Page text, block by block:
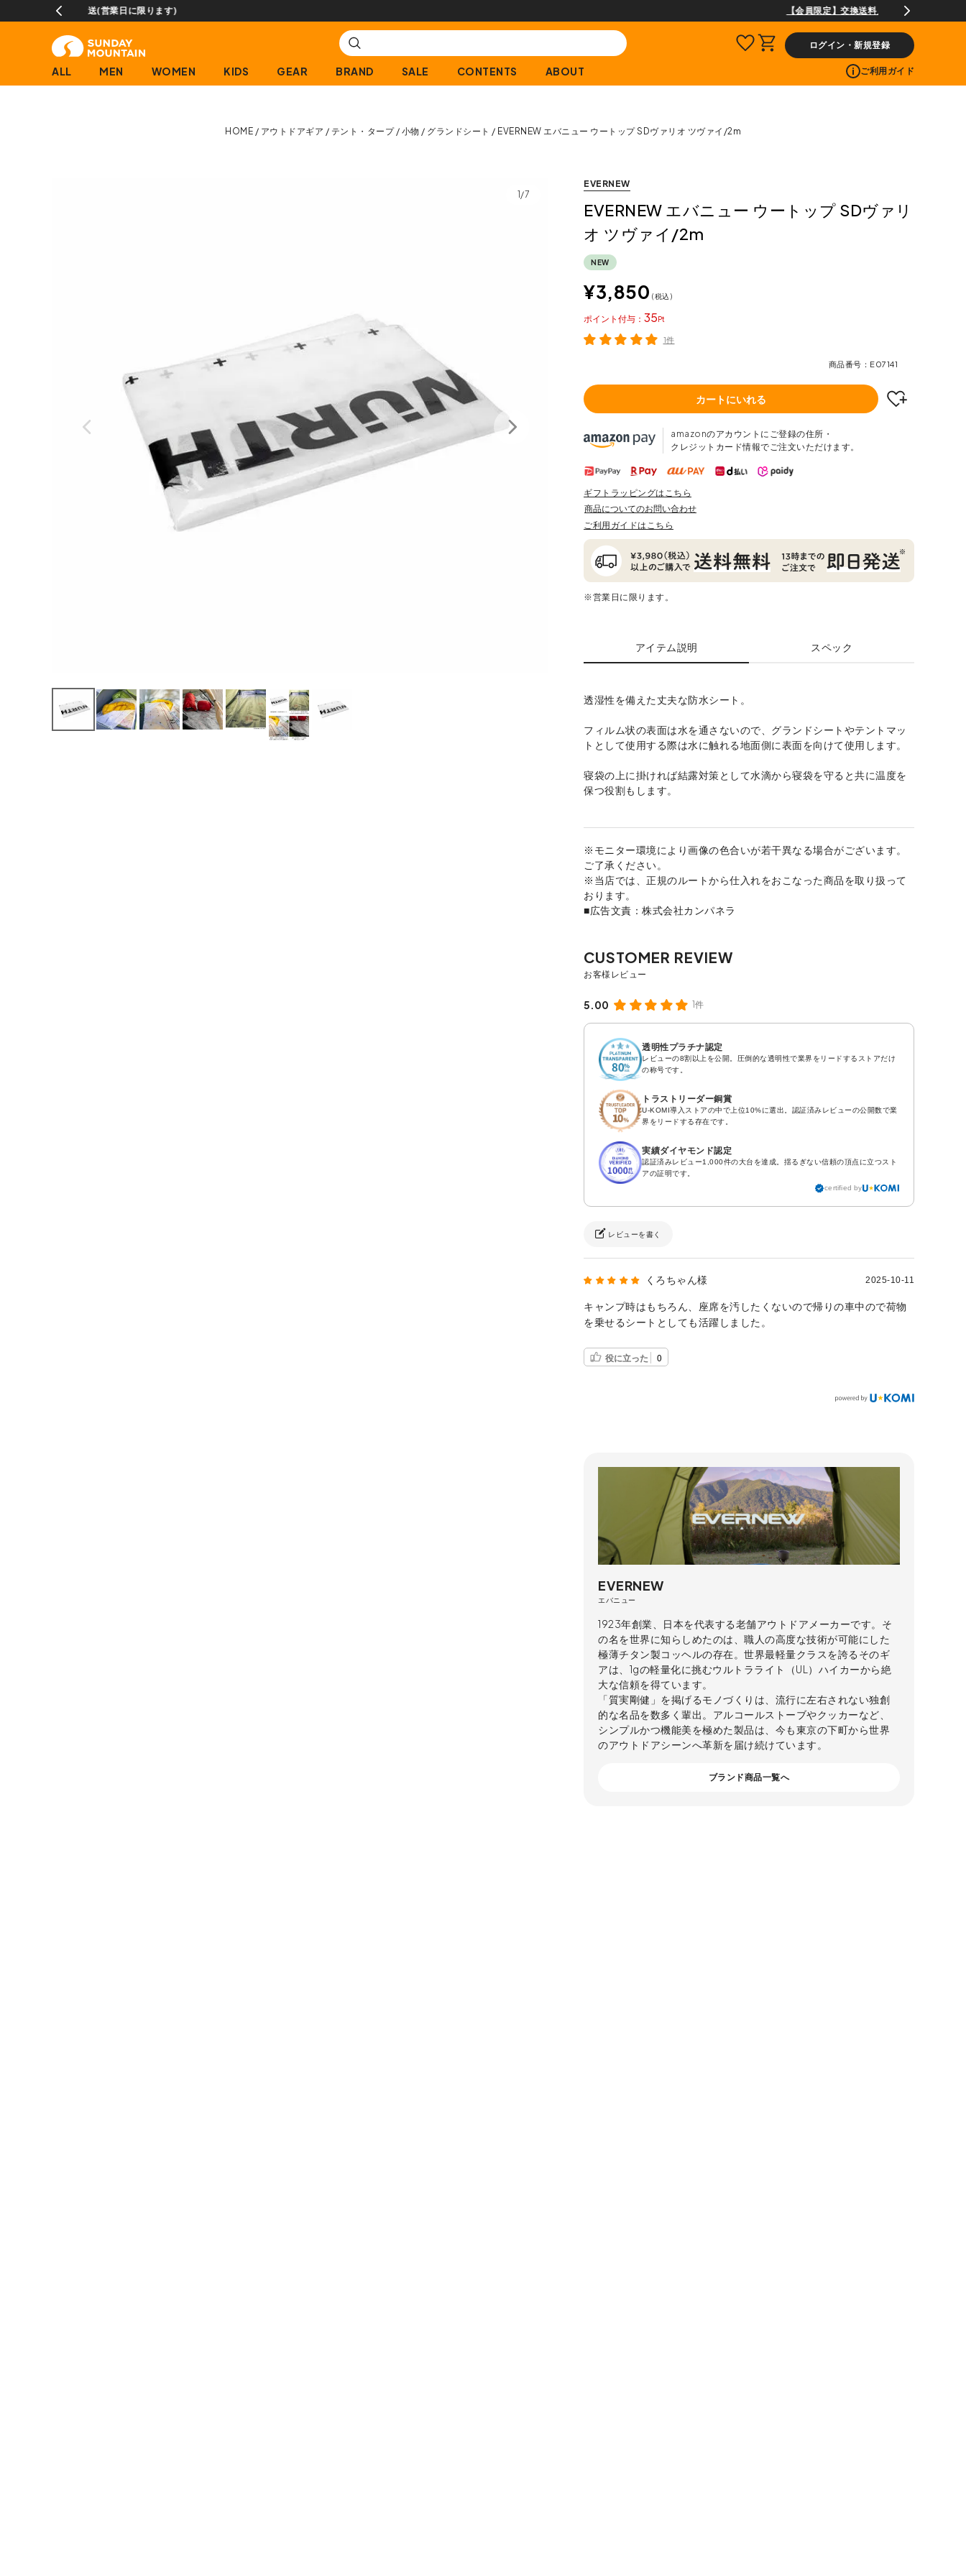
ログイン・新規登録
ALL MEN WOMEN KIDS GEAR BRAND SALE CONTENTS ABOUT ご利用ガイド
HOME アウトドアギア テント・タープ 小物 グランドシート EVERNEW エバニュー ウートップ SDヴァリオ ツヴァイ/2m
1/7
EVERNEW
EVERNEW エバニュー ウートップ SDヴァリ
オ ツヴァイ/2m
NEW
¥3,850 税込
35
ポイント
1件
商品番号 E07141
カートにいれる
amazonのアカウントにご登録の住所・
クレジットカード情報でご注文いただけます。
ギフトラッピングはこちら
商品についてのお問い合わせ
ご利用ガイドはこちら
※営業日に限ります。
アイテム説明 スペック
透湿性を備えた丈夫な防水シート。
フィルム状の表面は水を通さないので、グランドシートやテントマッ
トとして使用する際は水に触れる地面側に表面を向けて使用します。
寝袋の上に掛ければ結露対策として水滴から寝袋を守ると共に温度を
保つ役割もします。
※モニター環境により画像の色合いが若干異なる場合がございます。
ご了承ください。
※当店では、正規のルートから仕入れをおこなった商品を取り扱って
おります。
■広告文責：株式会社カンパネラ
5.00 1件
透明性プラチナ認定
レビューの8割以上を公開。圧倒的な透明性で業界をリードするストアだけ
の称号です。
トラストリーダー銅賞
U-KOMI導入ストアの中で上位10%に選出。認証済みレビューの公開数で業
界をリードする存在です。
実績ダイヤモンド認定
認証済みレビュー1,000件の大台を達成。揺るぎない信頼の頂点に立つスト
アの証明です。
certified by
レビューを書く
くろちゃん様 2025-10-11
キャンプ時はもちろん、座席を汚したくないので帰りの車中ので荷物
を乗せるシートとしても活躍しました。
役に立った 0
EVERNEW
エバニュー
1923年創業、日本を代表する老舗アウトドアメーカーです。そ
の名を世界に知らしめたのは、職人の高度な技術が可能にした
極薄チタン製コッヘルの存在。世界最軽量クラスを誇るそのギ
アは、1gの軽量化に挑むウルトラライト（UL）ハイカーから絶
大な信頼を得ています。
「質実剛健」を掲げるモノづくりは、流行に左右されない独創
的な名品を数多く輩出。アルコールストーブやクッカーなど、
シンプルかつ機能美を極めた製品は、今も東京の下町から世界
のアウトドアシーンへ革新を届け続けています。
ブランド商品一覧へ